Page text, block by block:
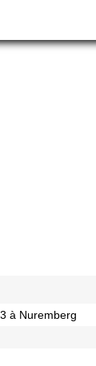
à Nuremberg